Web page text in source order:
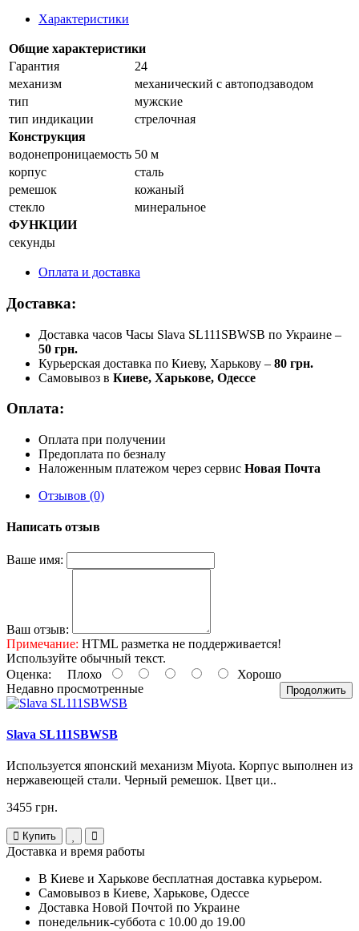
Характеристики
Общие характеристики
Гарантия
24
механизм
механический с автоподзаводом
тип
мужские
тип индикации
стрелочная
Конструкция
водонепроницаемость 50 м
корпус
сталь
ремешок
кожаный
стекло
минеральное
ФУНКЦИИ
секунды
Оплата и доставка
Доставка:
Доставка часов Часы Slava SL111SBWSB по Украине –
50 грн.
Курьерская доставка по Киеву, Харькову – 80 грн.
Самовывоз в Киеве, Харькове, Одессе
Оплата:
Оплата при получении
Предоплата по безналу
Наложенным платежом через сервис Новая Почта
Отзывов (0)
Написать отзыв
Ваше имя:
Ваш отзыв:
Примечание: HTML разметка не поддерживается!
Используйте обычный текст.
Оценка: Плохо Хорошо
Продолжить
Недавно просмотренные
Slava SL111SBWSB
Используется японский механизм Miyota. Корпус выполнен из
нержавеющей стали. Черный ремешок. Цвет ци..
3455 грн.
Купить
Доставка и время работы
В Киеве и Харькове бесплатная доставка курьером.
Самовывоз в Киеве, Харькове, Одессе
Доставка Новой Почтой по Украине
понедельник-суббота с 10.00 до 19.00